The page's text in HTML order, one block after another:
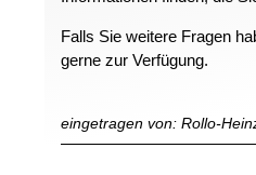
Falls Sie weitere Fragen
gerne zur Verfügung.
eingetragen von: Rollo-